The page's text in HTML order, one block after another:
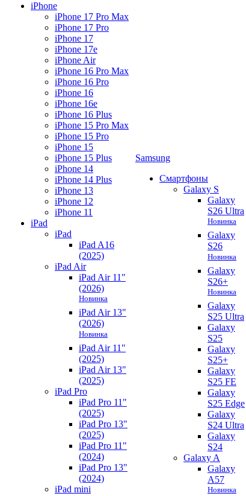
iPhone
iPhone 17 Pro Max
iPhone 17 Pro
iPhone 17
iPhone 17e
iPhone Air
iPhone 16 Pro Max
iPhone 16 Pro
iPhone 16
iPhone 16e
iPhone 16 Plus
iPhone 15 Pro Max
iPhone 15 Pro
iPhone 15
iPhone 15 Plus
iPhone 14
iPhone 14 Plus
iPhone 13
iPhone 12
iPhone 11
iPad
iPad
iPad A16
(2025)
iPad Air
iPad Air 11"
(2026)
Новинка
iPad Air 13"
(2026)
Новинка
iPad Air 11"
(2025)
iPad Air 13"
(2025)
iPad Pro
iPad Pro 11"
(2025)
iPad Pro 13"
(2025)
iPad Pro 11"
(2024)
iPad Pro 13"
(2024)
iPad mini
Samsung
Смартфоны
Galaxy S
Galaxy
S26 Ultra
Новинка
Galaxy
S26
Новинка
Galaxy
S26+
Новинка
Galaxy
S25 Ultra
Galaxy
S25
Galaxy
S25+
Galaxy
S25 FE
Galaxy
S25 Edge
Galaxy
S24 Ultra
Galaxy
S24
Galaxy A
Galaxy
A57
Новинка